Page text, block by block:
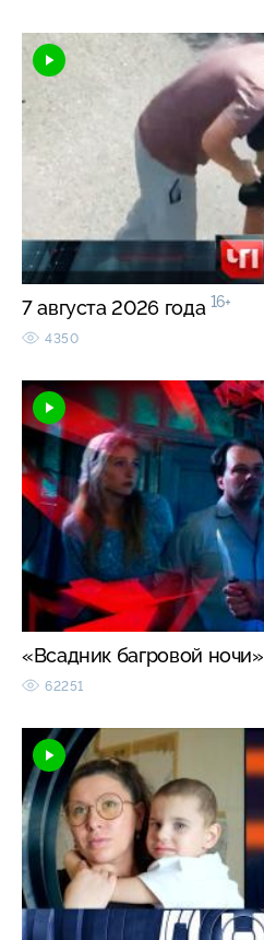
7 августа 2026 года 16+
4350
«Всадник багровой ночи»
62251